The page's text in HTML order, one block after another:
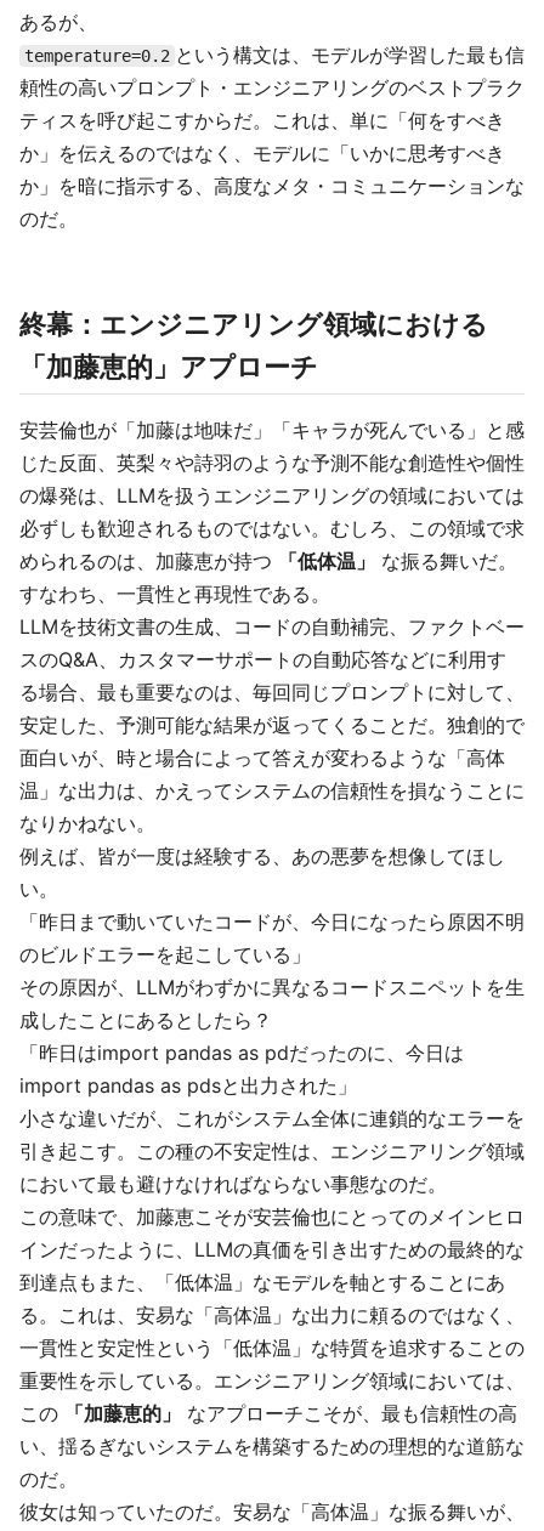
あるが、
temperature=0.2 という構文は、モデルが学習した最も信
頼性の高いプロンプト・エンジニアリングのベストプラク
ティスを呼び起こすからだ。これは、単に「何をすべき
か」を伝えるのではなく、モデルに「いかに思考すべき
か」を暗に指示する、高度なメタ・コミュニケーションな
のだ。
終幕：エンジニアリング領域における
「加藤恵的」アプローチ
安芸倫也が「加藤は地味だ」「キャラが死んでいる」と感
じた反面、英梨々や詩羽のような予測不能な創造性や個性
の爆発は、LLMを扱うエンジニアリングの領域においては
必ずしも歓迎されるものではない。むしろ、この領域で求
められるのは、加藤恵が持つ
「低体温」
な振る舞いだ。
すなわち、一貫性と再現性である。
LLMを技術文書の生成、コードの自動補完、ファクトベー
スのQ&A、カスタマーサポートの自動応答などに利用す
る場合、最も重要なのは、毎回同じプロンプトに対して、
安定した、予測可能な結果が返ってくることだ。独創的で
面白いが、時と場合によって答えが変わるような「高体
温」な出力は、かえってシステムの信頼性を損なうことに
なりかねない。
例えば、皆が一度は経験する、あの悪夢を想像してほし
い。
「昨日まで動いていたコードが、今日になったら原因不明
のビルドエラーを起こしている」
その原因が、LLMがわずかに異なるコードスニペットを生
成したことにあるとしたら？
「昨日はimport pandas as pdだったのに、今日は
import pandas as pdsと出力された」
小さな違いだが、これがシステム全体に連鎖的なエラーを
引き起こす。この種の不安定性は、エンジニアリング領域
において最も避けなければならない事態なのだ。
この意味で、加藤恵こそが安芸倫也にとってのメインヒロ
インだったように、LLMの真価を引き出すための最終的な
到達点もまた、「低体温」なモデルを軸とすることにあ
る。これは、安易な「高体温」な出力に頼るのではなく、
一貫性と安定性という「低体温」な特質を追求することの
重要性を示している。エンジニアリング領域においては、
この
「加藤恵的」
なアプローチこそが、最も信頼性の高
い、揺るぎないシステムを構築するための理想的な道筋な
のだ。
彼女は知っていたのだ。安易な「高体温」な振る舞いが、